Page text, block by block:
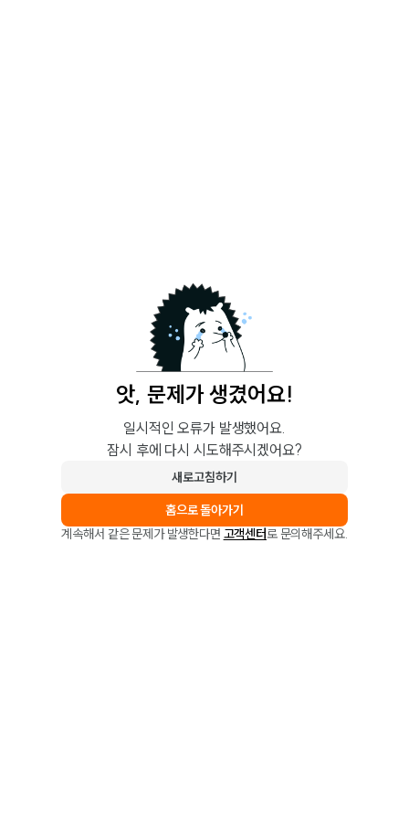
앗, 문제가 생겼어요!
일시적인 오류가 발생했어요.
잠시 후에 다시 시도해주시겠어요?
새로고침하기
홈으로 돌아가기
계속해서 같은 문제가 발생한다면 고객센터로 문의해주세요.